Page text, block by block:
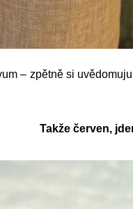
– zpětně si
Takže červen,